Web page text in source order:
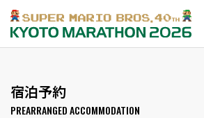
宿泊予約
PREARRANGED ACCOMMODATION